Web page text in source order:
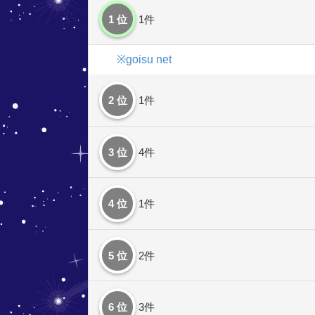
1 位 1件
※goisu net
2 位 1件
3 位 4件
4 位 1件
5 位 2件
6 位 3件